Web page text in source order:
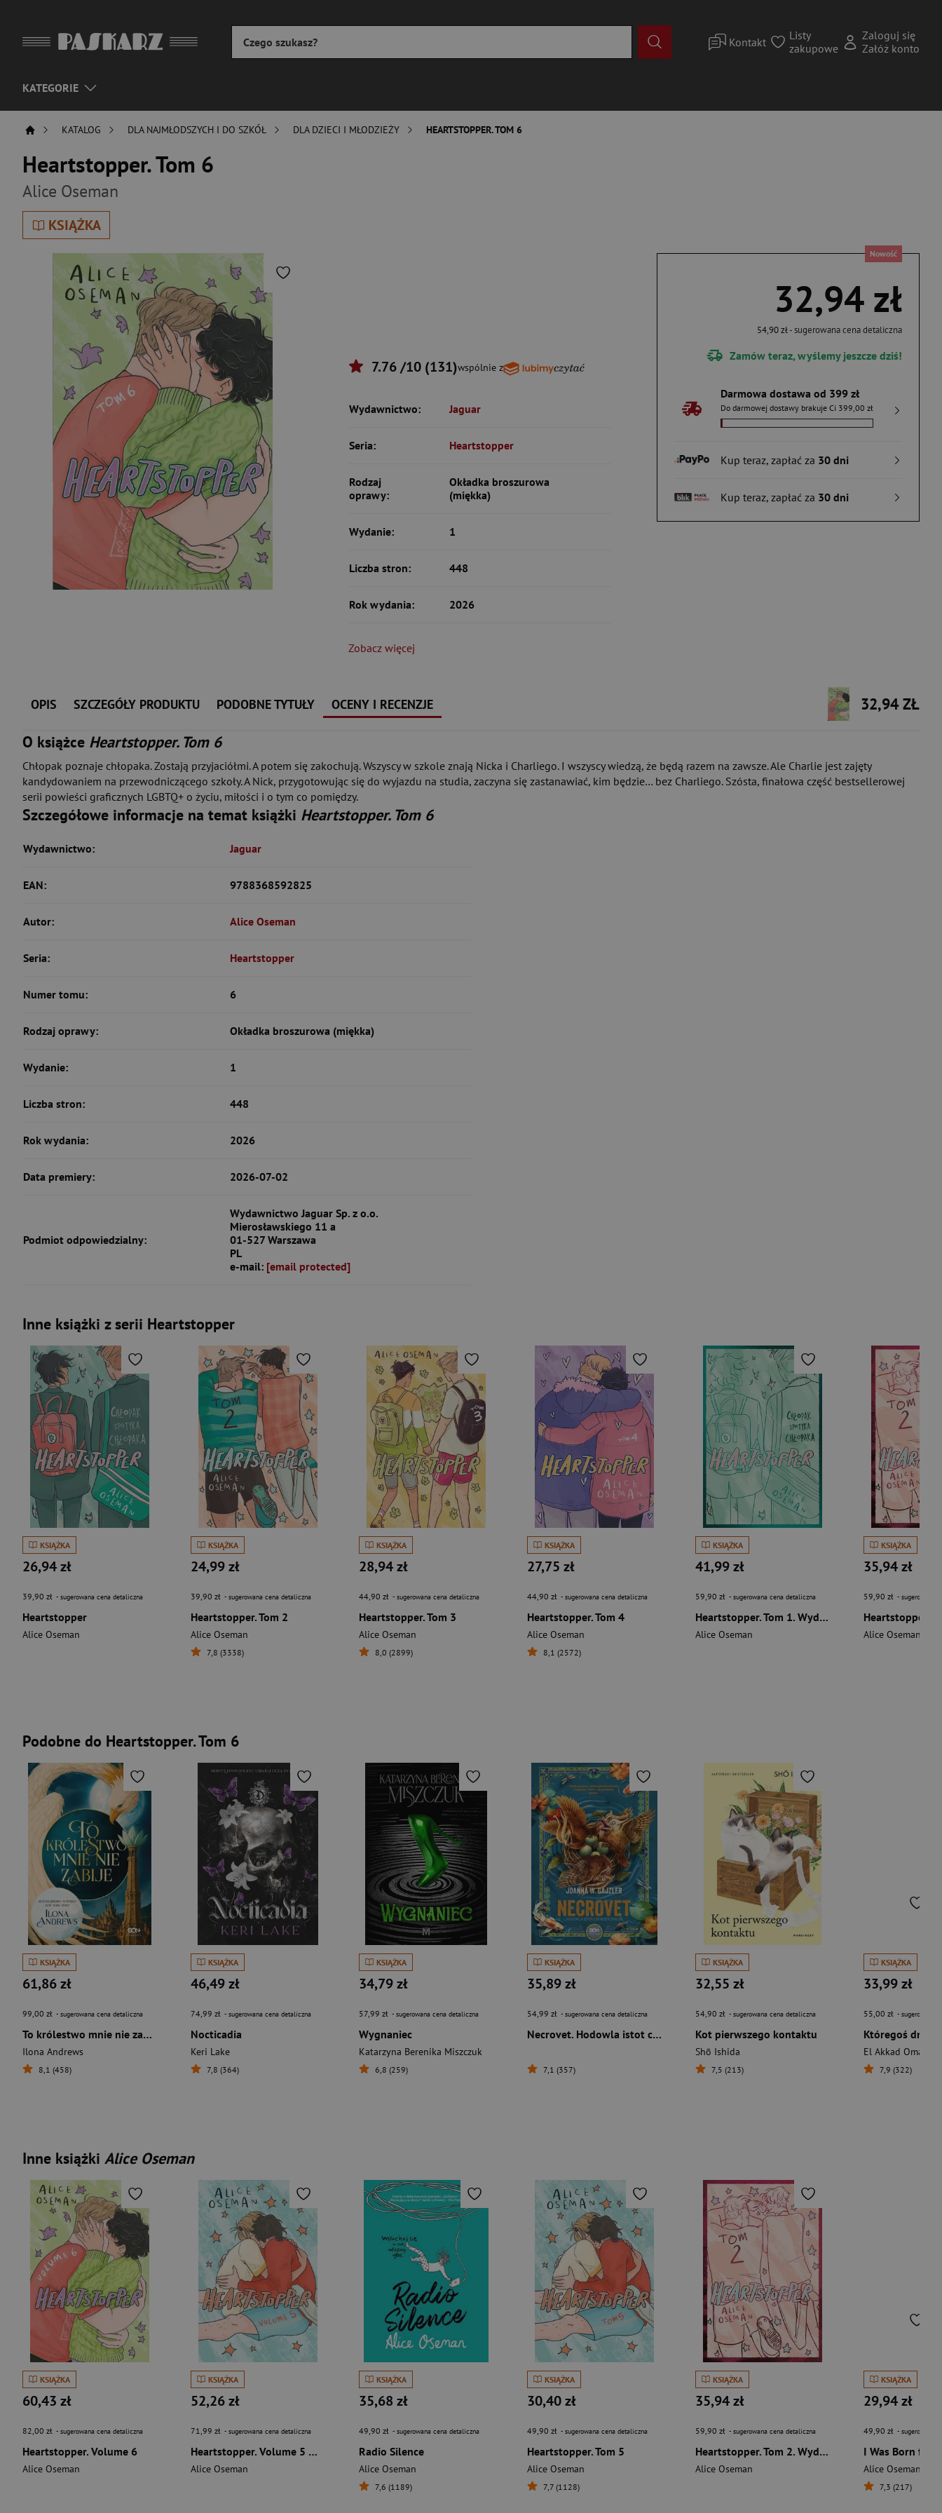
Kontakt
Listy
zakupowe
Zaloguj się
Załóż konto
KATEGORIE
KATALOG DLA NAJMŁODSZYCH I DO SZKÓŁ DLA DZIECI I MŁODZIEŻY HEARTSTOPPER. TOM 6
Heartstopper. Tom 6
Alice Oseman
KSIĄŻKA
Nowość
32,94 zł
54,90 zł- sugerowana cena detaliczna
Zamów teraz, wyślemy jeszcze dziś!
Darmowa dostawa od 399 zł
Do darmowej dostawy brakuje Ci 399,00 zł
Kup teraz, zapłać za 30 dni
Kup teraz, zapłać za 30 dni
7.76 /10 (131)wspólnie z
Wydawnictwo: Jaguar
Seria: Heartstopper
Rodzaj
oprawy:
Okładka broszurowa
(miękka)
Wydanie: 1
Liczba stron: 448
Rok wydania: 2026
Zobacz więcej
OPIS SZCZEGÓŁY PRODUKTU PODOBNE TYTUŁY OCENY I RECENZJE
32,94 ZŁ
O książce Heartstopper. Tom 6
Chłopak poznaje chłopaka. Zostają przyjaciółmi. A potem się zakochują. Wszyscy w szkole znają Nicka i Charliego. I wszyscy wiedzą, że będą razem na zawsze. Ale Charlie jest zajęty
kandydowaniem na przewodniczącego szkoły. A Nick, przygotowując się do wyjazdu na studia, zaczyna się zastanawiać, kim będzie… bez Charliego. Szósta, finałowa część bestsellerowej
serii powieści graficznych LGBTQ+ o życiu, miłości i o tym co pomiędzy.
Szczegółowe informacje na temat książki Heartstopper. Tom 6
Wydawnictwo: Jaguar
EAN: 9788368592825
Autor: Alice Oseman
Seria: Heartstopper
Numer tomu: 6
Rodzaj oprawy: Okładka broszurowa (miękka)
Wydanie: 1
Liczba stron: 448
Rok wydania: 2026
Data premiery: 2026-07-02
Podmiot odpowiedzialny:
Wydawnictwo Jaguar Sp. z o.o.
Mierosławskiego 11 a
01-527 Warszawa
PL
e-mail: [email protected]
Inne książki z serii Heartstopper
KSIĄŻKA
26,94 zł
39,90 zł - sugerowana cena detaliczna
Heartstopper
Alice Oseman
KSIĄŻKA
24,99 zł
39,90 zł - sugerowana cena detaliczna
Heartstopper. Tom 2
Alice Oseman
7,8 (3338)
KSIĄŻKA
28,94 zł
44,90 zł - sugerowana cena detaliczna
Heartstopper. Tom 3
Alice Oseman
8,0 (2899)
KSIĄŻKA
27,75 zł
44,90 zł - sugerowana cena detaliczna
Heartstopper. Tom 4
Alice Oseman
8,1 (2572)
KSIĄŻKA
41,99 zł
59,90 zł - sugerowana cena detaliczna
Heartstopper. Tom 1. Wydanie specjalne
Alice Oseman
KSIĄŻKA
35,94 zł
59,90 zł - sugerowana
Alice Oseman
Podobne do Heartstopper. Tom 6
KSIĄŻKA
61,86 zł
99,00 zł - sugerowana cena detaliczna
To królestwo mnie nie zabije
Ilona Andrews
8,1 (458)
KSIĄŻKA
46,49 zł
74,99 zł - sugerowana cena detaliczna
Nocticadia
Keri Lake
7,8 (364)
KSIĄŻKA
34,79 zł
57,99 zł - sugerowana cena detaliczna
Wygnaniec
Katarzyna Berenika Miszczuk
6,8 (259)
KSIĄŻKA
35,89 zł
54,99 zł - sugerowana cena detaliczna
Necrovet. Hodowla istot chimerycznych
7,1 (357)
KSIĄŻKA
32,55 zł
54,90 zł - sugerowana cena detaliczna
Kot pierwszego kontaktu
Shō Ishida
7,5 (213)
KSIĄŻKA
33,99 zł
55,00 zł - sugerowana
El Akkad Omar
7,9 (322)
Inne książki Alice Oseman
KSIĄŻKA
60,43 zł
82,00 zł - sugerowana cena detaliczna
Heartstopper. Volume 6
Alice Oseman
KSIĄŻKA
52,26 zł
71,99 zł - sugerowana cena detaliczna
Heartstopper. Volume 5 wer. angielska
Alice Oseman
KSIĄŻKA
35,68 zł
49,90 zł - sugerowana cena detaliczna
Radio Silence
Alice Oseman
7,6 (1189)
KSIĄŻKA
30,40 zł
49,90 zł - sugerowana cena detaliczna
Heartstopper. Tom 5
Alice Oseman
7,7 (1128)
KSIĄŻKA
35,94 zł
59,90 zł - sugerowana cena detaliczna
Heartstopper. Tom 2. Wydanie specjalne
Alice Oseman
KSIĄŻKA
29,94 zł
49,90 zł - sugerowana
I Was Born for
Alice Oseman
7,3 (217)